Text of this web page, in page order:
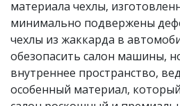
материала чехлы,
минимально подвержены
чехлы из жаккарда в
обезопасить салон машины,
внутреннее пространство,
особенный материал,